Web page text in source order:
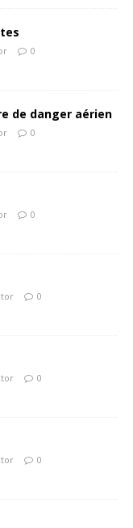
0
de danger aérien
0
0
0
0
0